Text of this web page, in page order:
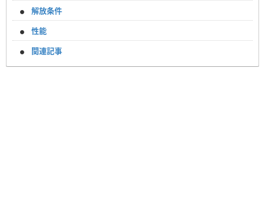
解放条件
性能
関連記事